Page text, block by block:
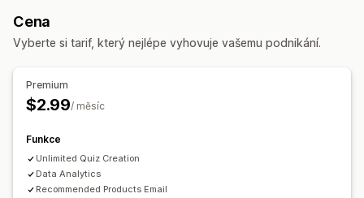
Analytika
Výkonnost doporučení
Cena
Vyberte si tarif, který nejlépe vyhovuje vašemu podnikání.
Premium
$2.99/ měsíc
Funkce
Unlimited Quiz Creation
Data Analytics
Recommended Products Email